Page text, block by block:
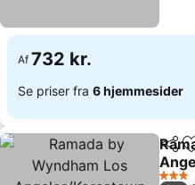
Af 732 kr.
Se priser fra 6 hjemmesider
Del
Se
3